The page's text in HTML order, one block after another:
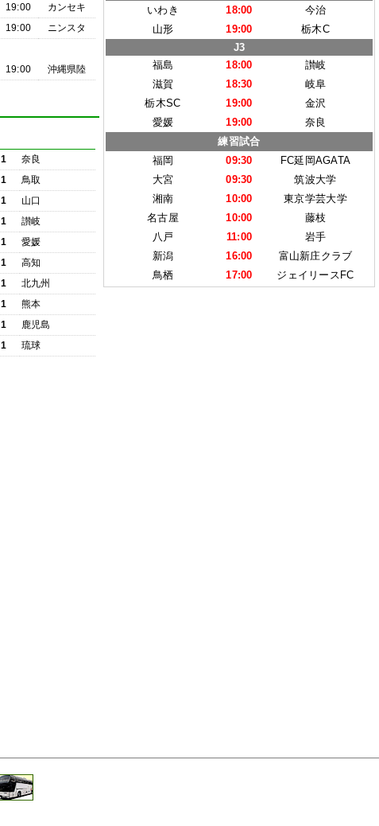
19:00
カンセキ
19:00
ニンスタ
19:00 沖縄県陸
1
奈良
1
鳥取
1
山口
1
讃岐
1
愛媛
1
高知
1
北九州
1
熊本
1
鹿児島
1 琉球
いわき
18:00
今治
山形
19:00
栃木C
J3
福島
18:00
讃岐
滋賀
18:30
岐阜
栃木SC
19:00
金沢
愛媛
19:00
奈良
練習試合
福岡
09:30
FC延岡AGATA
大宮
09:30
筑波大学
湘南
10:00
東京学芸大学
名古屋
10:00
藤枝
八戸
11:00
岩手
新潟
16:00
富山新庄クラブ
鳥栖
17:00 ジェイリースFC